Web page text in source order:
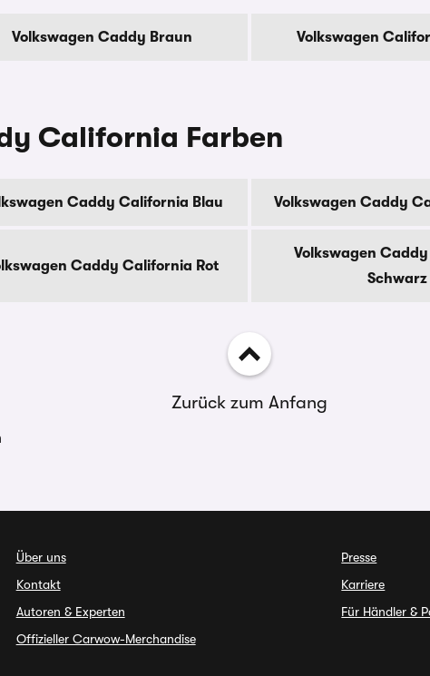
Volkswagen Caddy Braun Volkswagen
California Farben
Caddy California Blau Volkswagen Caddy
Caddy California Rot
Volkswagen
Schwarz
Zurück zum Anfang
Über uns
Kontakt
Autoren & Experten
Offizieller Carwow-Merchandise
Presse
Karriere
Für Händler &